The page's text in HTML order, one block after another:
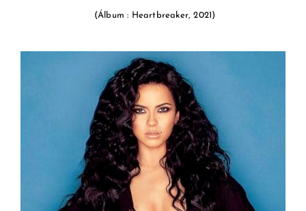
(Á lb um : Heartbreaker, 2021)